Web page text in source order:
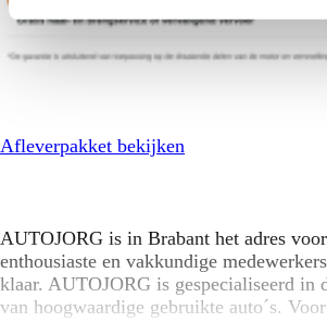
Afleverpakket bekijken
AUTOJORG is in Brabant het adres
enthousiaste en vakkundige
klaar. AUTOJORG is gespecialiseerd in
van hoogwaardige gebruikte auto´s.